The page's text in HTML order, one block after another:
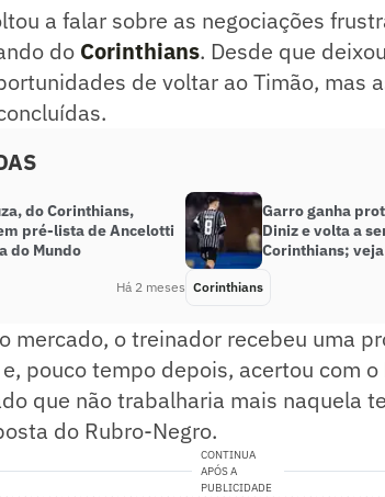
a falar sobre as negociações
do Corinthians. Desde que
de voltar ao Timão, mas
do Corinthians,
pré-lista de Ancelotti
do Mundo
Há 2 meses
Garro ganha
Diniz e volta a
Corinthians;
Corinthians
mercado, o treinador recebeu uma
pouco tempo depois, acertou com o
que não trabalharia mais naquela
do Rubro-Negro.
CONTINUA
APÓS A
PUBLICIDADE